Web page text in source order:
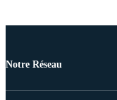
Notre Réseau